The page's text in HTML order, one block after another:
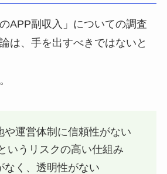
APP副収入」についての調査
は、手を出すべきではないと
や運営体制に信頼性がない
いうリスクの高い仕組み
なく、透明性がない